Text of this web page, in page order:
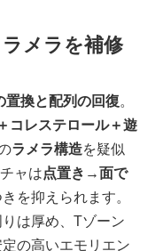
メラを補修
置換と配列の回復。
コレステロール＋遊
ラメラ構造を疑似
ャは点置き→面で
を抑えられます。
は厚め、Tゾーン
の高いエモリエン